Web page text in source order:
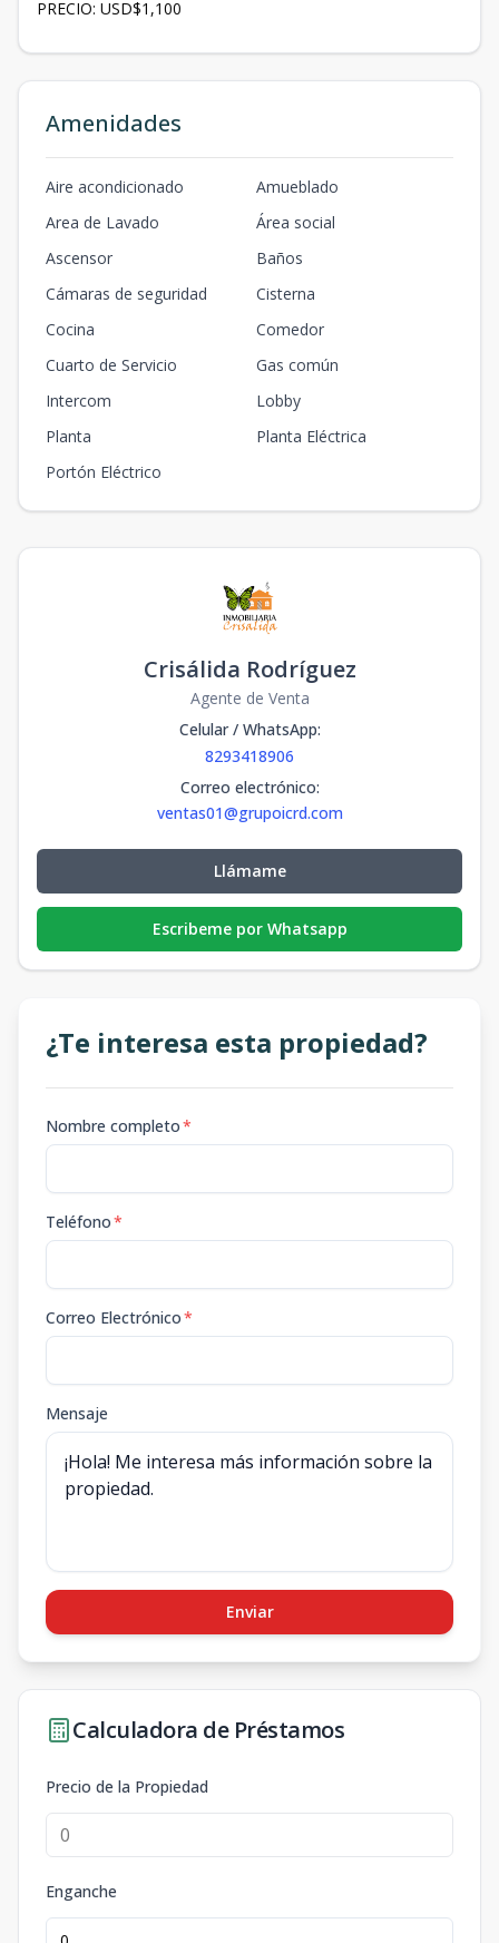
PRECIO: USD$1,100
Amenidades
Aire acondicionado
Amueblado
Area de Lavado
Área social
Ascensor
Baños
Cámaras de seguridad
Cisterna
Cocina
Comedor
Cuarto de Servicio
Gas común
Intercom
Lobby
Planta
Planta Eléctrica
Portón Eléctrico
Crisálida Rodríguez
Agente de Venta
Celular / WhatsApp:
8293418906
Correo electrónico:
ventas01@grupoicrd.com
Llámame
Escribeme por Whatsapp
¿Te interesa esta propiedad?
Nombre completo*
Teléfono*
Correo Electrónico*
Mensaje
Enviar
Calculadora de Préstamos
Precio de la Propiedad
Enganche